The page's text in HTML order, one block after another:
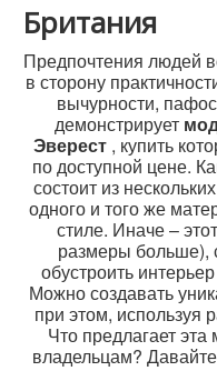
Британия
Предпочтения людей
в сторону
вычурности,
демонстрирует
Эверест , купить
по доступной цене.
состоит из
одного и того же
стиле. Иначе –
размеры больше),
обустроить
Можно создавать
при этом, используя
Что предлагает
владельцам?